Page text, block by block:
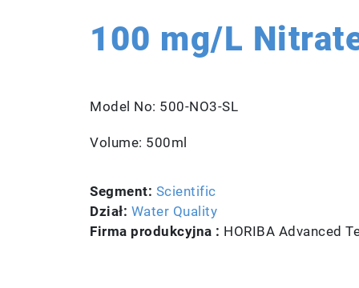
100 mg/L
Model No: 500-NO3-SL
Volume: 500ml
Segment: Scientific
Dział: Water Quality
Firma produkcyjna : HORIBA Advanced